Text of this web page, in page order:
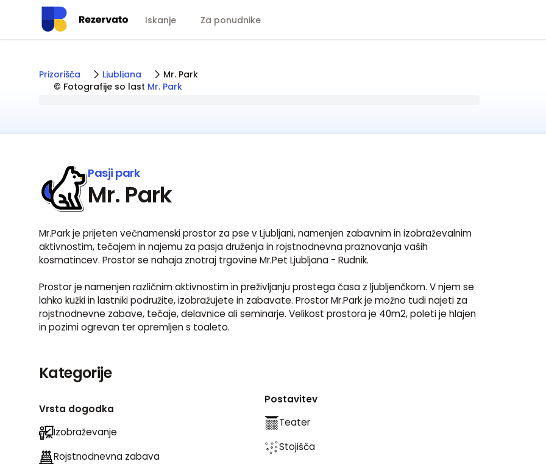
Iskanje Za ponudnike
Prizorišča Ljubljana Mr. Park
© Fotografije so last Mr. Park
Pasji park
Mr. Park
Mr.Park je prijeten večnamenski prostor za pse v Ljubljani, namenjen zabavnim in izobraževalnim
aktivnostim, tečajem in najemu za pasja druženja in rojstnodnevna praznovanja vaših
kosmatincev. Prostor se nahaja znotraj trgovine Mr.Pet Ljubljana - Rudnik.
Prostor je namenjen različnim aktivnostim in preživljanju prostega časa z ljubljenčkom. V njem se
lahko kužki in lastniki podružite, izobražujete in zabavate. Prostor Mr.Park je možno tudi najeti za
rojstnodnevne zabave, tečaje, delavnice ali seminarje. Velikost prostora je 40m2, poleti je hlajen
in pozimi ogrevan ter opremljen s toaleto.
Kategorije
Vrsta dogodka
Izobraževanje
Rojstnodnevna zabava
Postavitev
Teater
Stojišča